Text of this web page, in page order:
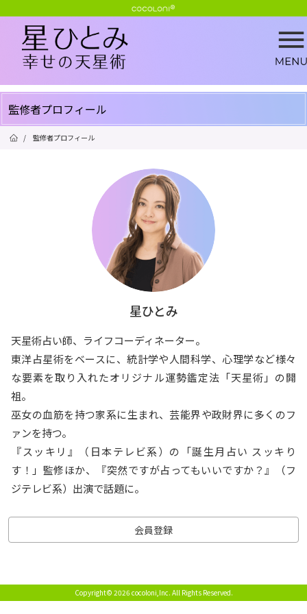
監修者プロフィール
/ 監修者プロフィール
星ひとみ
天星術占い師、ライフコーディネーター。
東洋占星術をベースに、統計学や人間科学、心理学など様々
な要素を取り入れたオリジナル運勢鑑定法「天星術」の開
祖。
巫女の血筋を持つ家系に生まれ、芸能界や政財界に多くのフ
ァンを持つ。
『スッキリ』（日本テレビ系）の「誕生月占い スッキり
す！」監修ほか、『突然ですが占ってもいいですか？』（フ
ジテレビ系）出演で話題に。
会員登録
Copyright© 2026 cocoloni,Inc. All Rights Reserved.